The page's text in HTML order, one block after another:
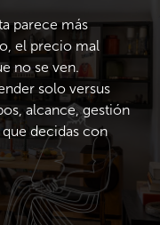
parece más
el precio mal
no se ven.
solo versus
alcance, gestión
decidas con